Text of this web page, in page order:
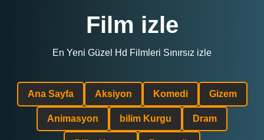
Film izle
En Yeni Güzel Hd Filmleri Sınırsız izle
Ana Sayfa Aksiyon Komedi Gizem
Animasyon bilim Kurgu Dram